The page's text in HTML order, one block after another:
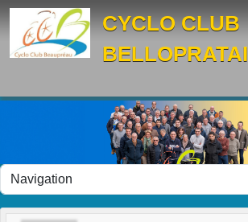
CYCLO CLUB
Panneau de gestion des cookies